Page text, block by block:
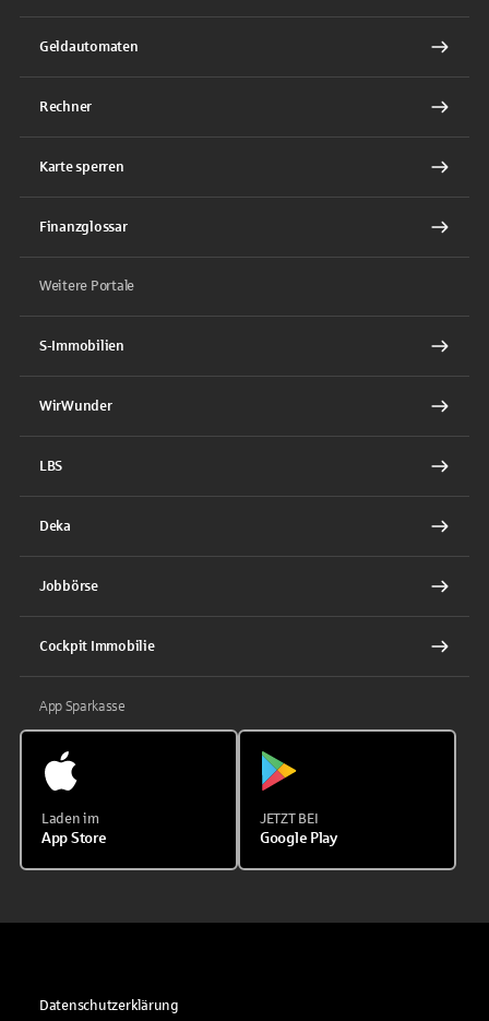
Geldautomaten
Rechner
Karte sperren
Finanzglossar
Weitere Portale
S-Immobilien
WirWunder
LBS
Deka
Jobbörse
Cockpit Immobilie
App Sparkasse
Laden im
App Store
JETZT BEI
Google Play
Datenschutzerklärung